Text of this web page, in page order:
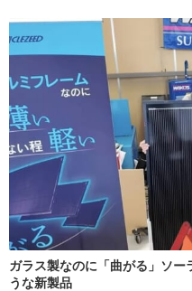
ガラス製なのに「曲がる」ソ
うな新製品